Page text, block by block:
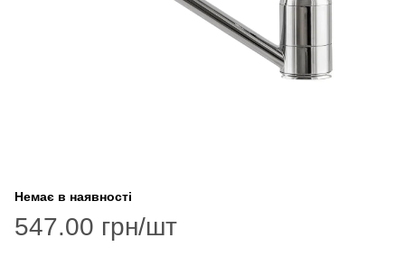
Немає в наявності
547.00 грн/шт